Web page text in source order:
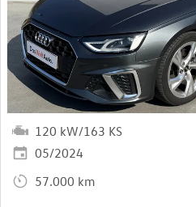
120 kW/163 KS
05/2024
57.000 km